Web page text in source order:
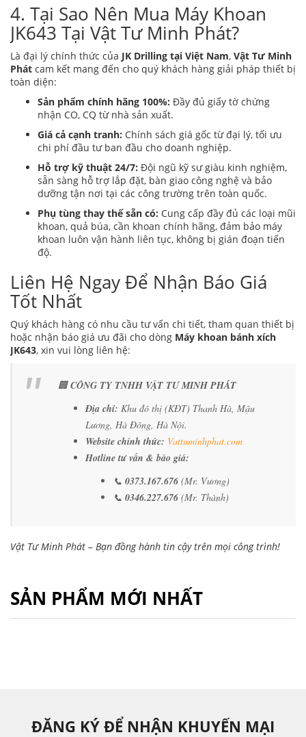
4. Tại Sao Nên Mua Máy Khoan
JK643 Tại Vật Tư Minh Phát?
Là đại lý chính thức của JK Drilling tại Việt Nam, Vật Tư Minh
Phát cam kết mang đến cho quý khách hàng giải pháp thiết bị
toàn diện:
Sản phẩm chính hãng 100%: Đầy đủ giấy tờ chứng
nhận CO, CQ từ nhà sản xuất.
Giá cả cạnh tranh: Chính sách giá gốc từ đại lý, tối ưu
chi phí đầu tư ban đầu cho doanh nghiệp.
Hỗ trợ kỹ thuật 24/7: Đội ngũ kỹ sư giàu kinh nghiệm,
sẵn sàng hỗ trợ lắp đặt, bàn giao công nghệ và bảo
dưỡng tận nơi tại các công trường trên toàn quốc.
Phụ tùng thay thế sẵn có: Cung cấp đầy đủ các loại mũi
khoan, quả búa, cần khoan chính hãng, đảm bảo máy
khoan luôn vận hành liên tục, không bị gián đoạn tiến
độ.
Liên Hệ Ngay Để Nhận Báo Giá
Tốt Nhất
Quý khách hàng có nhu cầu tư vấn chi tiết, tham quan thiết bị
hoặc nhận báo giá ưu đãi cho dòng Máy khoan bánh xích
JK643, xin vui lòng liên hệ:
🏢CÔNG TY TNHH VẬT TƯ MINH PHÁT
Địa chỉ: Khu đô thị (KĐT) Thanh Hà, Mậu
Lương, Hà Đông, Hà Nội.
Website chính thức: Vattuminhphat.com
Hotline tư vấn & báo giá:
📞 0373.167.676 (Mr. Vương)
📞 0346.227.676 (Mr. Thành)
Vật Tư Minh Phát – Bạn đồng hành tin cậy trên mọi công trình!
SẢN PHẨM MỚI NHẤT
ĐĂNG KÝ ĐỂ NHẬN KHUYẾN MẠI